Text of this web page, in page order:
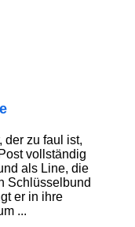
der zu faul ist,
vollständig
als Line, die
Schlüsselbund
er in ihre
...